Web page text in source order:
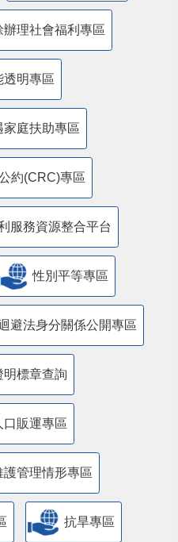
理社會福利專區
透明專區
家庭扶助專區
約(CRC)專區
服務資源整合平台
性別平等專區
避法身分關係公開專區
明標章查詢
口販運專區
護管理情形專區
抗旱專區